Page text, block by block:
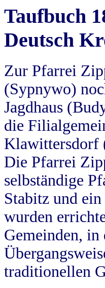
Taufbuch
Deutsch
Zur Pfarrei
(Sypnywo)
Jagdhaus
die
Klawittersdorf
Die Pfarrei
selbständige
Stabitz und
wurden
Gemeinden, in
traditionellen